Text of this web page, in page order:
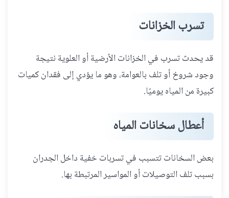
تسرب الخزانات
قد يحدث تسرب في الخزانات الأرضية أو العلوية نتيجة
وجود شروخ أو تلف بالعوامة، وهو ما يؤدي إلى فقدان كميات
كبيرة من المياه يوميًا.
أعطال سخانات المياه
بعض السخانات تتسبب في تسربات خفية داخل الجدران
بسبب تلف التوصيلات أو المواسير المرتبطة بها.